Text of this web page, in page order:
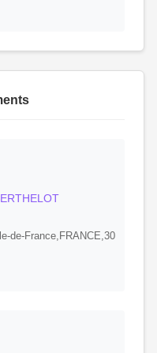
de-France,FRANCE,30